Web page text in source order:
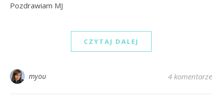
Pozdrawiam MJ
CZYTAJ DALEJ
myou 4 komentarze